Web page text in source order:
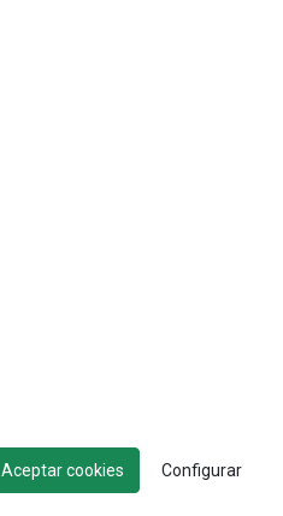
Aceptar cookies Configurar